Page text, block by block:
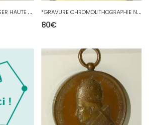
B
ENITIER MURAL OU A POSER HAUTE EPOQUE ETAIN XVIIIe CHRIST refixé RELIGION Jésus
*
GRAVURE CHROMOLITHOGRAPHIE NUMEROTEE SIGNE R.VACHET VIVE L EMPEREUR ENCADRE
80€